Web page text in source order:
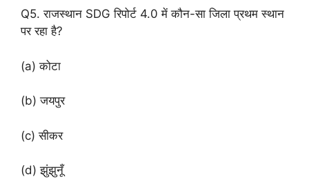
Q5. राजस्थान SDG रिपोर्ट 4.0 में कौन-सा जिला प्रथम स्थान
पर रहा है?
(a) कोटा
(b) जयपुर
(c) सीकर
(d) झुंझुनूँ